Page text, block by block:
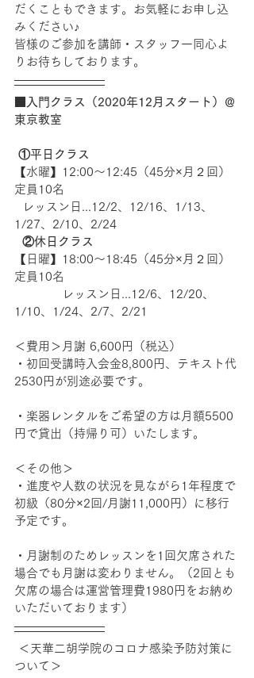
だくこともできます。お気軽にお申し込
みください♪
皆様のご参加を講師・スタッフ一同心よ
りお待ちしております。
■入門クラス（2020年12月スタート）＠
東京教室
①平日クラス
【水曜】12:00〜12:45（45分×月２回）
定員10名
1/27、2/10、2/24
②休日クラス
【日曜】18:00〜18:45（45分×月２回）
定員10名
レッスン日...12/6、12/20、
1/10、1/24、2/7、2/21
＜費用＞月謝 6,600円（税込）
・初回受講時入会金8,800円、テキスト代
2530円が別途必要です。
・楽器レンタルをご希望の方は月額5500
円で貸出（持帰り可）いたします。
＜その他＞
・進度や人数の状況を見ながら1年程度で
初級（80分×2回/月謝11,000円）に移行
予定です。
・月謝制のためレッスンを1回欠席された
場合でも月謝は変わりません。（2回とも
欠席の場合は運営管理費1980円をお納め
いただいております）
ついて＞